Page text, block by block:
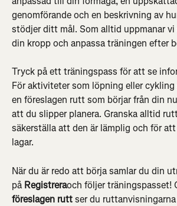
genomförande och en beskrivning av
stödjer ditt mål. Som alltid uppmanar
din kropp och anpassa träningen efter
Tryck på ett träningspass för att se
För aktiviteter som löpning eller cykling
en föreslagen rutt som börjar från din
att du slipper planera. Granska alltid
säkerställa att den är lämplig och för
lagar.
När du är redo att börja samlar du din
på Registreraoch följer träningspasset!
föreslagen rutt ser du